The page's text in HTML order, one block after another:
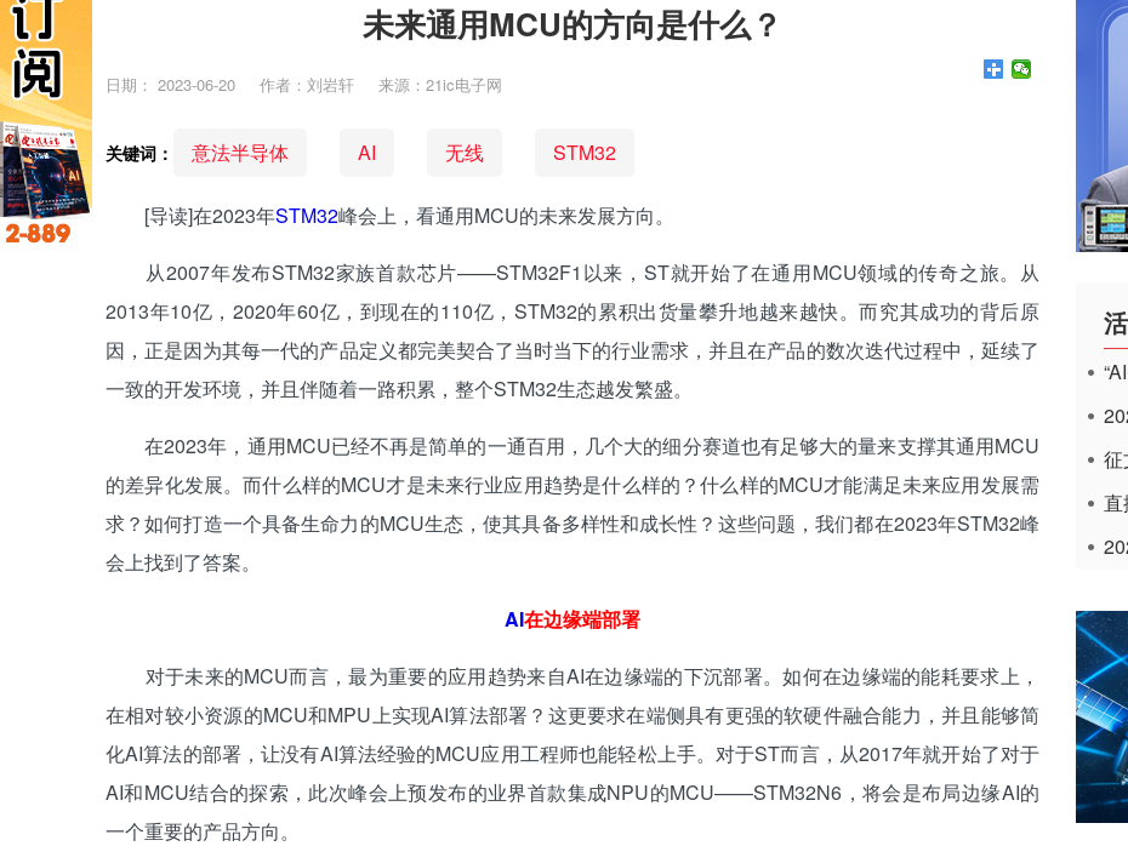
未来通用MCU的方向是什么？
日期： 2023-06-20 作者：刘岩轩 来源：21ic电子网
关键词： 意法半导体 AI 无线 STM32
[导读]在2023年STM32峰会上，看通用MCU的未来发展方向。
从2007年发布STM32家族首款芯片——STM32F1以来，ST就开始了在通用MCU领域的传奇之旅。从
2013年10亿，2020年60亿，到现在的110亿，STM32的累积出货量攀升地越来越快。而究其成功的背后原
因，正是因为其每一代的产品定义都完美契合了当时当下的行业需求，并且在产品的数次迭代过程中，延续了
一致的开发环境，并且伴随着一路积累，整个STM32生态越发繁盛。
在2023年，通用MCU已经不再是简单的一通百用，几个大的细分赛道也有足够大的量来支撑其通用MCU
的差异化发展。而什么样的MCU才是未来行业应用趋势是什么样的？什么样的MCU才能满足未来应用发展需
求？如何打造一个具备生命力的MCU生态，使其具备多样性和成长性？这些问题，我们都在2023年STM32峰
会上找到了答案。
AI在边缘端部署
对于未来的MCU而言，最为重要的应用趋势来自AI在边缘端的下沉部署。如何在边缘端的能耗要求上，
在相对较小资源的MCU和MPU上实现AI算法部署？这更要求在端侧具有更强的软硬件融合能力，并且能够简
化AI算法的部署，让没有AI算法经验的MCU应用工程师也能轻松上手。对于ST而言，从2017年就开始了对于
AI和MCU结合的探索，此次峰会上预发布的业界首款集成NPU的MCU——STM32N6，将会是布局边缘AI的
一个重要的产品方向。
征
直